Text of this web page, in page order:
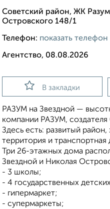
Советский район, ЖК
Островского 148/1
Телефон: показать телефон
Агентство, 08.08.2026
В закладки
РАЗУМ на Звездной —
компании РАЗУМ,
Здесь есть: развитый район,
территория и транспортная
Три 26-этажных дома
Звездной и Николая
- 3 школы;
- 4 государственных
- гипермаркет;
- супермаркеты;